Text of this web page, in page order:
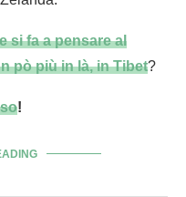
si fa a pensare al
pò più in là, in Tibet?
!